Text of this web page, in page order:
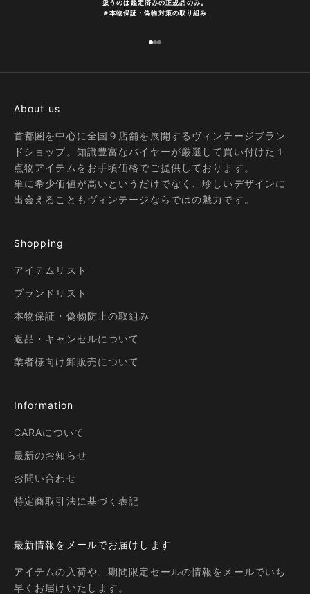
扱うのは鑑定済みの正規品のみ。
※本物保証・偽物対策の取り組み
I18n Error: Missing interpolation
I18n Error: Missing interpolation
I18n Error: Missing interpolation
About us
首都圏を中心に全国９店舗を展開するヴィンテージブラン
ドショップ。知識豊富なバイヤーが厳選して買い付けた１
点物アイテムをお手頃価格でご提供しております。
単に希少価値が高いというだけでなく、珍しいデザインに
出会えることもヴィンテージならではの魅力です。
Shopping
アイテムリスト
ブランドリスト
本物保証・偽物防止の取組み
返品・キャンセルについて
業者様向け卸販売について
Information
CARAについて
最新のお知らせ
お問い合わせ
特定商取引法に基づく表記
最新情報をメールでお届けします
アイテムの入荷や、期間限定セールの情報をメールでいち
早くお届けいたします。